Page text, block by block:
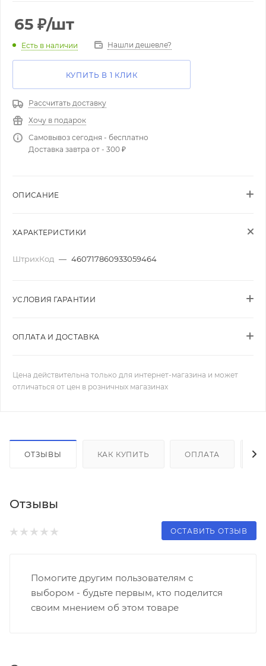
65 ₽/шт
Есть в наличии Нашли дешевле?
КУПИТЬ В 1 КЛИК
Рассчитать доставку
Хочу в подарок
Самовывоз сегодня - бесплатно
Доставка завтра от - 300 ₽
ОПИСАНИЕ
ХАРАКТЕРИСТИКИ
ШтрихКод — 460717860933059464
УСЛОВИЯ ГАРАНТИИ
ОПЛАТА И ДОСТАВКА
Цена действительна только для интернет-магазина и может
отличаться от цен в розничных магазинах
ОТЗЫВЫ КАК КУПИТЬ ОПЛАТА
Отзывы
ОСТАВИТЬ ОТЗЫВ
Помогите другим пользователям с
выбором - будьте первым, кто поделится
своим мнением об этом товаре